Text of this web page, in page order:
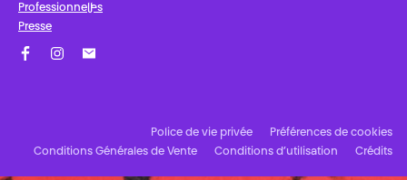
Professionnel·les
Presse
Police de vie privée
Préférences de cookies
Conditions Générales de Vente
Conditions d’utilisation Crédits